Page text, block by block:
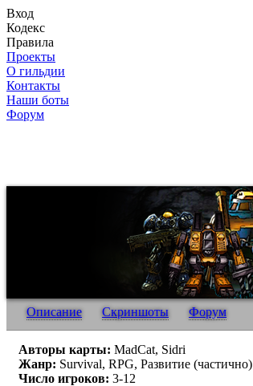
Вход
Кодекс
Правила
Проекты
О гильдии
Контакты
Наши боты
Форум
Описание Скриншоты Форум
Авторы карты: MadCat, Sidri
Жанр: Survival, RPG, Развитие (частично)
Число игроков: 3-12